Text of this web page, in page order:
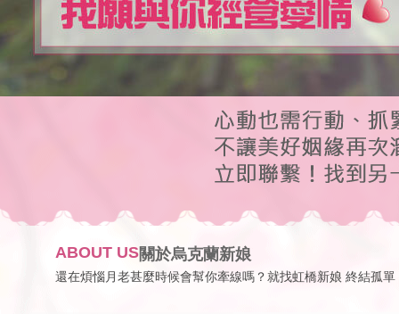
ABOUT US關於烏克蘭新娘
還在煩惱月老甚麼時候會幫你牽線嗎？就找虹橋新娘 終結孤